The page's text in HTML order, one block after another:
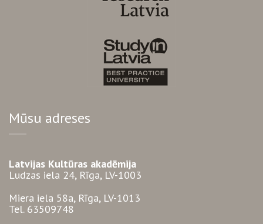
Mūsu adreses
Latvijas Kultūras akadēmija
Ludzas iela 24, Rīga, LV-1003
Miera iela 58a, Rīga, LV-1013
Tel. 63509748